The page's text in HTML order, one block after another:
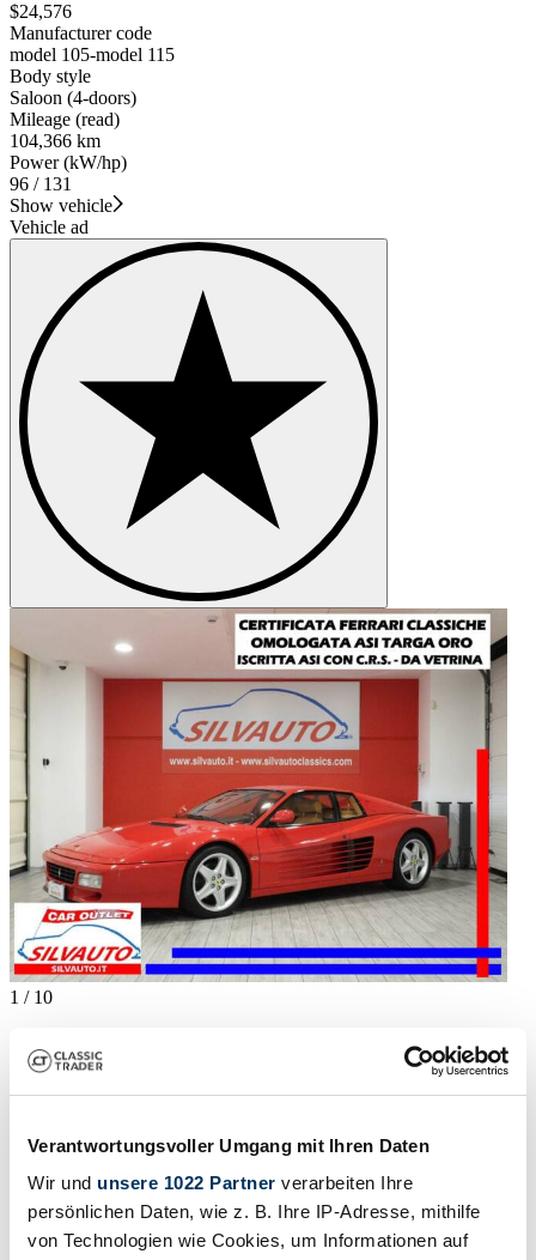
Verantwortungsvoller Umgang mit Ihren Daten
Wir und unsere 1022 Partner verarbeiten Ihre
persönlichen Daten, wie z. B. Ihre IP-Adresse, mithilfe
von Technologien wie Cookies, um Informationen auf
$24,576
Manufacturer code
model 105-model 115
Body style
Saloon (4-doors)
Mileage (read)
104,366 km
Power (kW/hp)
96 / 131
Show vehicle
Vehicle ad
1 / 10
1992 | Ferrari 512 TR
FERRARI 512 TR (1992) CERTIFICATA FERRARI
$351,437
Body style
Coupe
Mileage (read)